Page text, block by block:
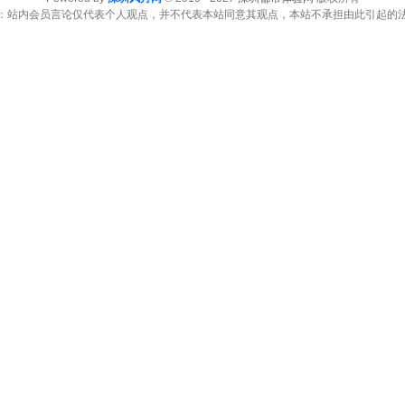
站内会员言论仅代表个人观点，并不代表本站同意其观点，本站不承担由此引起的